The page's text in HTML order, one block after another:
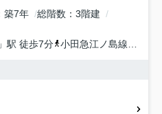
築7年 総階数
3階建
」駅 徒歩7分 小田急江ノ島線